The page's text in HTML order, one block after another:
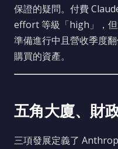
保證的疑問。付費
effort 等級「high」，
準備進行中且營收季度
購買的資產。
五角大廈、財
三項發展定義了